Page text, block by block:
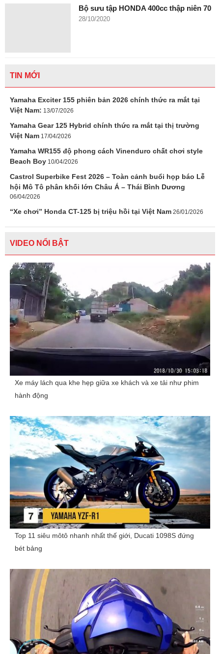
Bộ sưu tập HONDA 400cc thập niên 70
28/10/2020
TIN MỚI
Yamaha Exciter 155 phiên bản 2026 chính thức ra mắt tại
Việt Nam: 13/07/2026
Yamaha Gear 125 Hybrid chính thức ra mắt tại thị trường
Việt Nam 17/04/2026
Yamaha WR155 độ phong cách Vinenduro chất chơi style
Beach Boy 10/04/2026
Castrol Superbike Fest 2026 – Toàn cảnh buổi họp báo Lễ
hội Mô Tô phân khối lớn Châu Á – Thái Bình Dương
06/04/2026
“Xe chơi” Honda CT-125 bị triệu hồi tại Việt Nam 26/01/2026
VIDEO NỔI BẬT
Xe máy lách qua khe hẹp giữa xe khách và xe tải như phim
hành động
Top 11 siêu môtô nhanh nhất thế giới, Ducati 1098S đứng
bét bảng